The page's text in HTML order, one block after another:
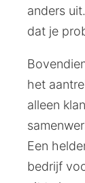
anders
dat je
het
alleen
Een
bedrijf